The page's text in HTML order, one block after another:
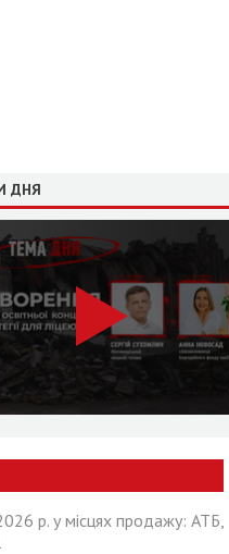
ДНЯ
р. у місцях продажу: АТБ,